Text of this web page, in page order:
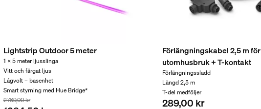
Lightstrip Outdoor 5 meter
1 x 5 meter ljusslinga
Vitt och färgat ljus
Lågvolt – basenhet
Smart styrning med Hue Bridge*
2769,00 kr
Förlängningskabel 2,5 m för
utomhusbruk + T-kontakt
Förlängningssladd
Längd 2,5 m
T-del medföljer
289,00 kr